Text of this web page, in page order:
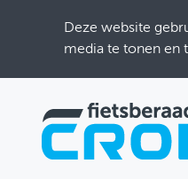
Deze website
media te tonen en